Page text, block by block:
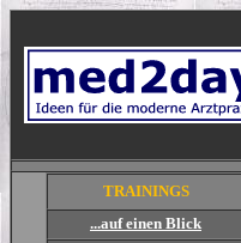
TRAININGS
...auf einen Blick